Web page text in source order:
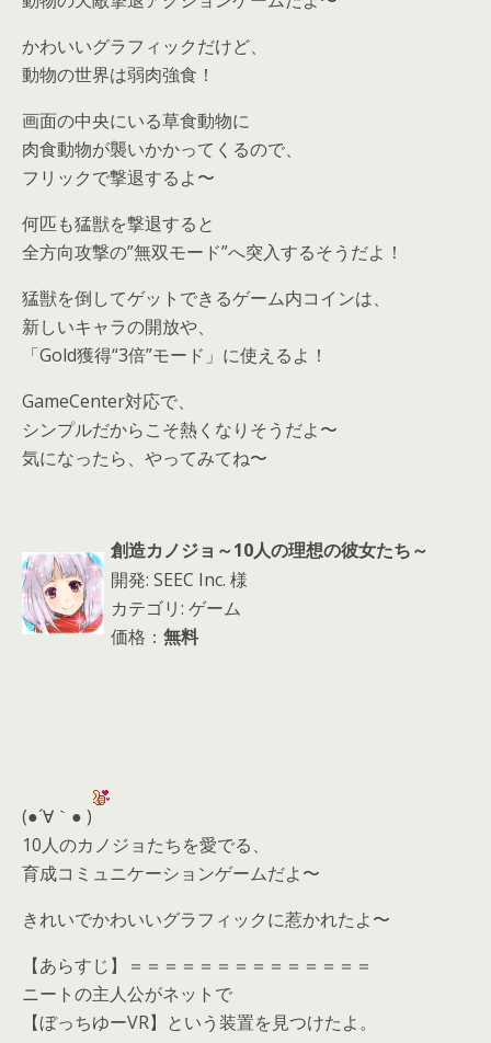
かわいいグラフィックだけど、
動物の世界は弱肉強食！
画面の中央にいる草食動物に
肉食動物が襲いかかってくるので、
フリックで撃退するよ〜
何匹も猛獣を撃退すると
全方向攻撃の”無双モード”へ突入するそうだよ！
猛獣を倒してゲットできるゲーム内コインは、
新しいキャラの開放や、
「Gold獲得“3倍”モード」に使えるよ！
GameCenter対応で、
シンプルだからこそ熱くなりそうだよ〜
気になったら、やってみてね〜
創造カノジョ～10人の理想の彼女たち～
開発: SEEC Inc. 様
カテゴリ: ゲーム
価格： 無料
(●´∀｀● )
10人のカノジョたちを愛でる、
育成コミュニケーションゲームだよ〜
きれいでかわいいグラフィックに惹かれたよ〜
【あらすじ】＝＝＝＝＝＝＝＝＝＝＝＝＝＝
ニートの主人公がネットで
【ぼっちゆーVR】という装置を見つけたよ。